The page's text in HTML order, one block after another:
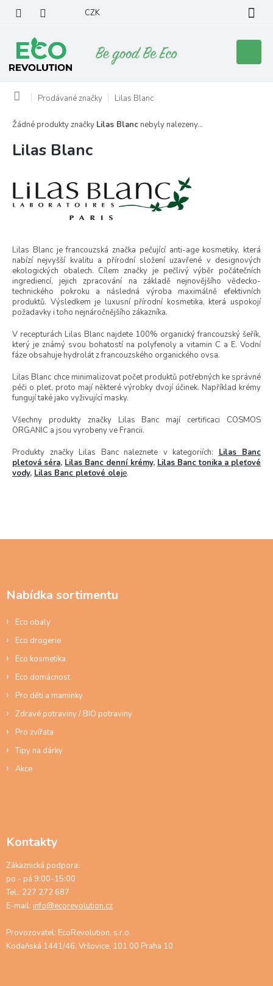
obsah
CZK
košík
Domů Prodávané značky Lilas Blanc
Lilas Blanc
Lilas Blanc je francouzská značka pečující anti-age kosmetiky, která
nabízí nejvyšší kvalitu a přírodní složení uzavřené v designových
ekologických obalech. Cílem značky je pečlivý výběr počátečních
ingrediencí, jejich zpracování na základě nejnovějšího vědecko-
technického pokroku a následná výroba maximálně efektivních
produktů. Výsledkem je luxusní přírodní kosmetika, která uspokojí
požadavky i toho nejnáročnějšího zákazníka.
V recepturách Lilas Blanc najdete 100% organický francouzský šeřík,
který je známý svou bohatostí na polyfenoly a vitamin C a E. Vodní
fáze obsahuje hydrolát z francouzského organického ovsa.
Lilas Blanc chce minimalizovat počet produktů potřebných ke správné
péči o pleť, proto mají některé výrobky dvojí účinek. Například krémy
fungují také jako vyživující masky.
Všechny produkty značky Lilas Banc mají certificaci COSMOS
ORGANIC a jsou vyrobeny ve Francii.
Produkty značky Lilas Banc naleznete v kategoriích: Lilas Banc
pleťová séra, Lilas Banc denní krémy, Lilas Banc tonika a pleťové
vody, Lilas Banc pleťové oleje.
Žádné produkty značky Lilas Blanc nebyly nalezeny...
Nabídka sortimentu
Eco obaly
Eco drogerie
Eco kosmetika
Eco domácnost
Pro děti a maminky
Zdravé potraviny / BIO potraviny
Pro zvířata
Tipy na dárky
Akce
Kontakty
Zákaznická podpora:
po - pá 9:00-15:00
Tel.: 227 272 687
E-mail: info@ecorevolution.cz
Provozovatel: EcoRevolution, s.r.o.
Kodaňská 1441/46, Vršovice, 101 00 Praha 10